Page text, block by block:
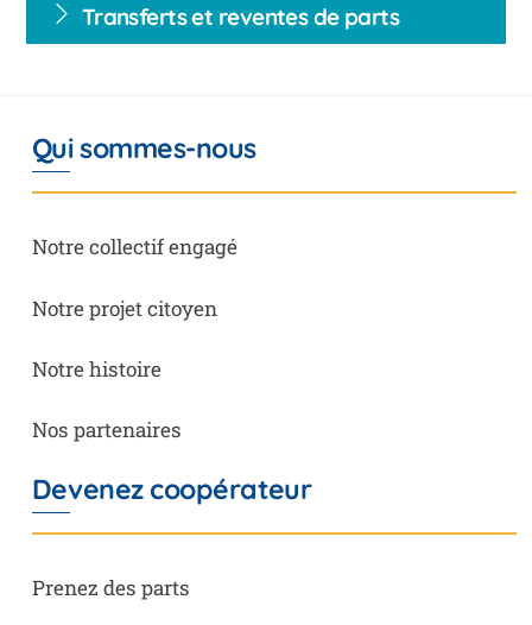
Transferts et reventes de parts
Qui sommes-nous
Notre collectif engagé
Notre projet citoyen
Notre histoire
Nos partenaires
Devenez coopérateur
Prenez des parts